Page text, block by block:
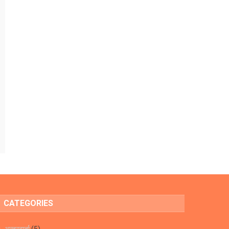
CATEGORIES